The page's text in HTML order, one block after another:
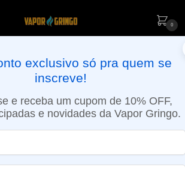
0
ATÉ 15:30 VIA MOTOBOY
exclusivo só pra quem se
inscreve!
e receba um cupom de 10% OFF,
e novidades da Vapor Gringo.